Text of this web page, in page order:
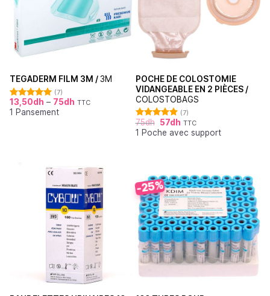
TEGADERM FILM 3M /3M
Note5.00
sur 5
(7)
13,50dh – 75dh TTC
1 Pansement
POCHE DE COLOSTOMIE
VIDANGEABLE EN 2 PIÈCES /
COLOSTOBAGS
Note
5.00
sur 5
(7)
75dh 57dh TTC
1 Poche avec support
-25%